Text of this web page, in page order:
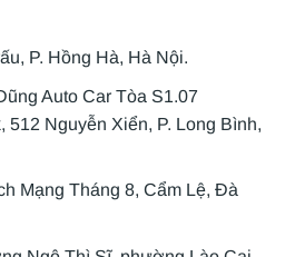
P. Hồng Hà, Hà Nội.
Auto Car Tòa S1.07
512 Nguyễn Xiển, P. Long Bình,
Mạng Tháng 8, Cẩm Lệ, Đà